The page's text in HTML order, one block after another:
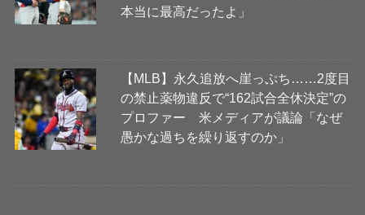
本当に最高だったよ」
【MLB】永久追放へ崖っぷち……2度目
の禁止薬物違反で“162試合全休決定”の
プロファー 米メディアが議論「なぜ
愚かな過ちを繰り返すのか」